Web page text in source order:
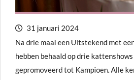
31 januari 2024
Na drie maal een Uitstekend met
hebben behaald op drie
gepromoveerd tot Kampioen. Alle